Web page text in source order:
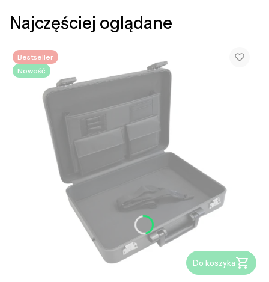
Najczęściej oglądane
Bestseller
Nowość
Do koszyka